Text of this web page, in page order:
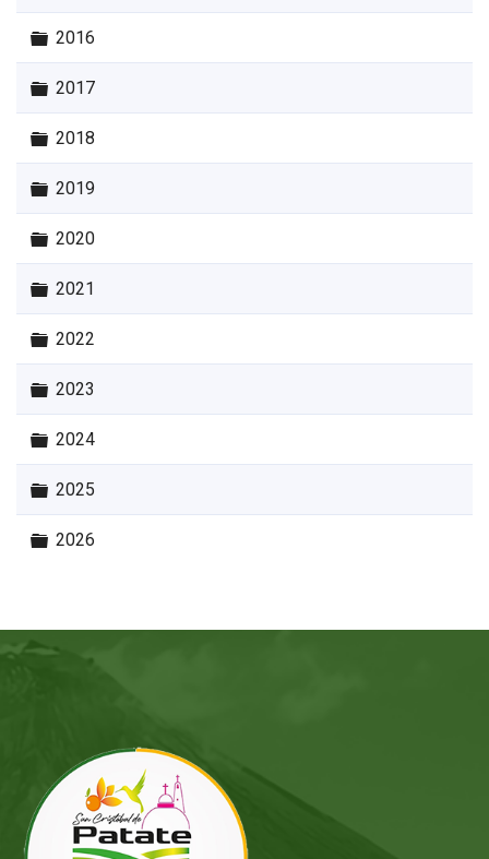
Carpeta
2016
Carpeta
2017
Carpeta
2018
Carpeta
2019
Carpeta
2020
Carpeta
2021
Carpeta
2022
Carpeta
2023
Carpeta
2024
Carpeta
2025
Carpeta
2026